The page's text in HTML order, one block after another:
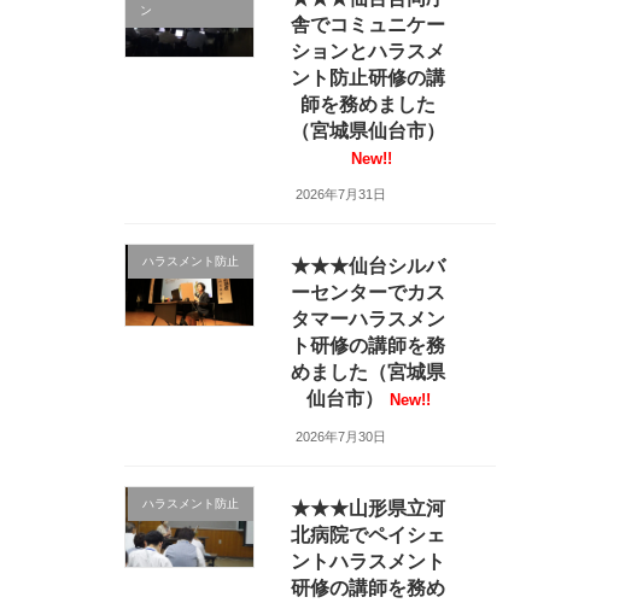
ン
舎でコミュニケー
ションとハラスメ
ント防止研修の講
師を務めました
（宮城県仙台市）
New!!
2026年7月31日
ハラスメント防止
★★★仙台シルバ
ーセンターでカス
タマーハラスメン
ト研修の講師を務
めました（宮城県
仙台市）
New!!
2026年7月30日
ハラスメント防止
★★★山形県立河
北病院でペイシェ
ントハラスメント
研修の講師を務め